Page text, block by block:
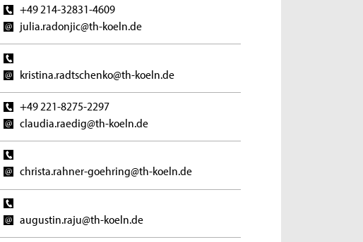
+49 214-32831-4609
julia.radonjic@th-koeln.de
kristina.radtschenko@th-koeln.de
+49 221-8275-2297
claudia.raedig@th-koeln.de
christa.rahner-goehring@th-koeln.de
augustin.raju@th-koeln.de